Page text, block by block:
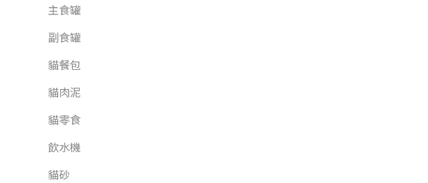
主食罐
副食罐
貓餐包
貓肉泥
貓零食
飲水機
貓砂